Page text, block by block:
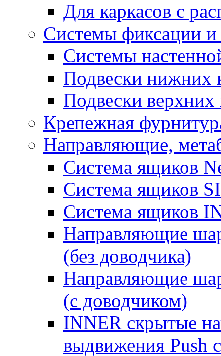
Для каркасов с
Системы фиксации и
Системы
Подвески нижних
Подвески верхних
Крепежная
Направляющие,
Система ящиков
Система ящиков
Система ящиков
Направляющие
(без доводчика)
Направляющие
(с доводчиком)
INNER скрытые
выдвижения Push